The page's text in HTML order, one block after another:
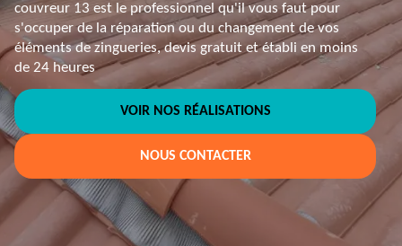
couvreur 13 est le professionnel qu'il vous faut pour
s'occuper de la réparation ou du changement de vos
éléments de zingueries, devis gratuit et établi en moins
de 24 heures
VOIR NOS RÉALISATIONS
NOUS CONTACTER